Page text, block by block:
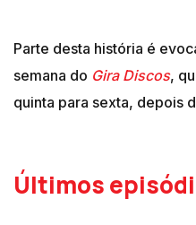
Parte desta história é
semana do Gira Discos,
quinta para sexta, depois
Últimos